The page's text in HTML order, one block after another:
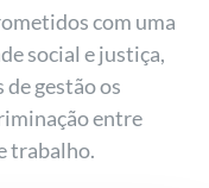
com uma
social e justiça,
gestão os
entre
trabalho.